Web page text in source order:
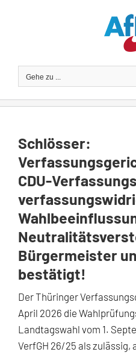
Gehe zu ...
Schlösser:
CDU-
Bürgermeister
bestätigt!
Der Thüringer
April 2026 die
Landtagswahl vom 1.
VerfGH 26/25 als zulässig,